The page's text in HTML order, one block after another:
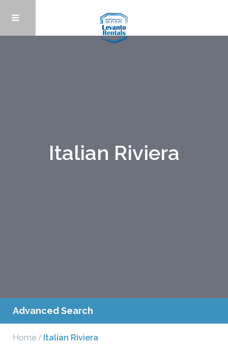
Italian Riviera
Advanced Search
Home Italian Riviera